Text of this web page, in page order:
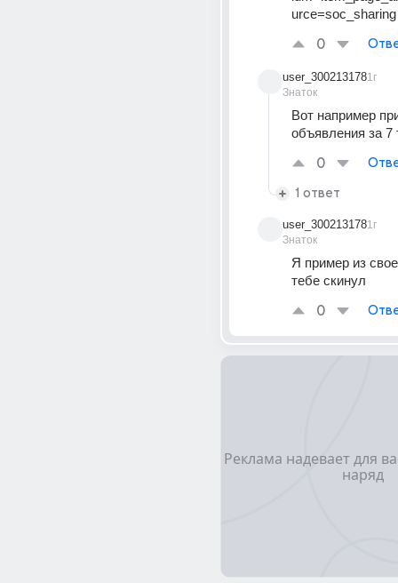
urce=soc_sharing
0
user_300213178
Знаток
1г
Вот например
объявления за 7
0
1 ответ
user_300213178
Знаток
1г
Я пример из
тебе скинул
0